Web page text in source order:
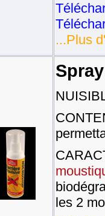
...Plus
les 2